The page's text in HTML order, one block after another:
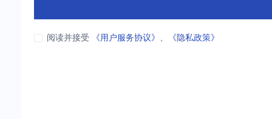
阅读并接受 《用户服务协议》 、 《隐私政策》